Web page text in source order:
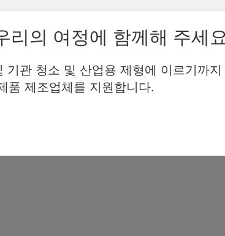
리의 여정에 함께해 주세
관 청소 및 산업용 제형에 이르기까
품 제조업체를 지원합니다.